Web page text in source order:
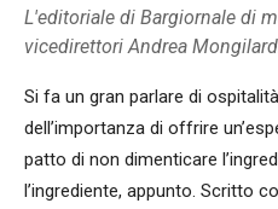
L'editoriale di Bargiornale di
vicedirettori Andrea
Si fa un gran parlare di
dell’importanza di offrire
patto di non dimenticare
l’ingrediente, appunto. Scritto